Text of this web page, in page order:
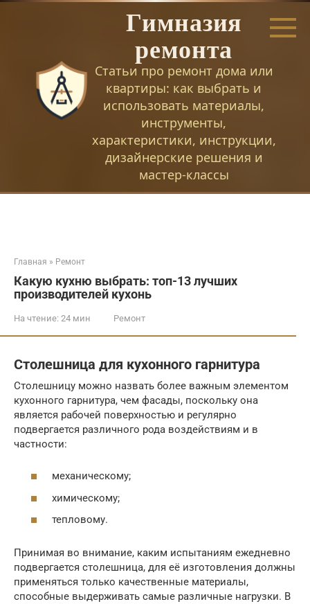
Перейти
Гимназия
ремонта
Статьи про ремонт дома или
квартиры: как выбрать и
использовать материалы,
инструменты,
характеристики, инструкции,
дизайнерские решения и
мастер-классы
Главная » Ремонт
Какую кухню выбрать: топ-13 лучших
производителей кухонь
На чтение: 24 мин Ремонт
Столешница для кухонного гарнитура
Столешницу можно назвать более важным элементом
кухонного гарнитура, чем фасады, поскольку она
является рабочей поверхностью и регулярно
подвергается различного рода воздействиям и в
частности:
механическому;
химическому;
тепловому.
Принимая во внимание, каким испытаниям ежедневно
подвергается столешница, для её изготовления должны
применяться только качественные материалы,
способные выдерживать самые различные нагрузки. В